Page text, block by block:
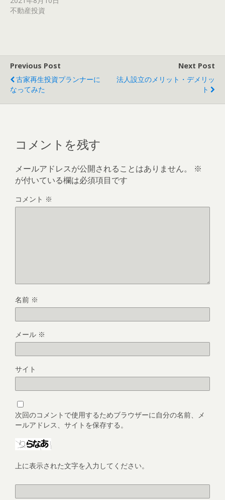
不動産投資
Previous Post
古家再生投資プランナーに
なってみた
Next Post
法人設立のメリット・デメリッ
ト
コメントを残す
メールアドレスが公開されることはありません。
※
が付いている欄は必須項目です
コメント ※
名前 ※
メール ※
サイト
次回のコメントで使用するためブラウザーに自分の名前、メ
ールアドレス、サイトを保存する。
上に表示された文字を入力してください。